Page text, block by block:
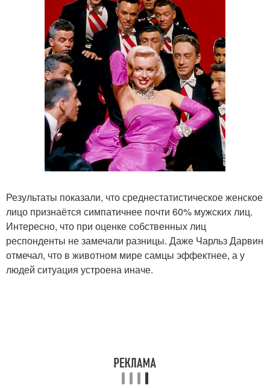
Результаты показали, что среднестатистическое женское
лицо признаётся симпатичнее почти 60% мужских лиц.
Интересно, что при оценке собственных лиц
респонденты не замечали разницы. Даже Чарльз Дарвин
отмечал, что в животном мире самцы эффектнее, а у
людей ситуация устроена иначе.